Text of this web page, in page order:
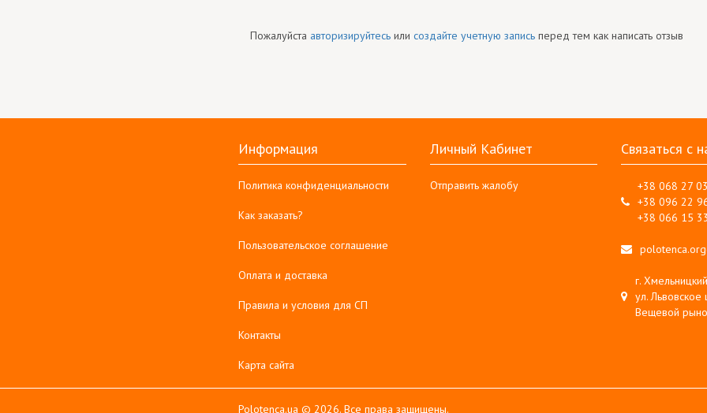
Пожалуйста авторизируйтесь или создайте учетную запись перед тем как написать отзыв
Информация
Политика конфиденциальности
Как заказать?
Пользовательское соглашение
Оплата и доставка
Правила и условия для СП
Контакты
Карта сайта
Личный Кабинет
Отправить жалобу
Связаться с
+38 068 27
+38 096 22
+38 066 15
г.
ул. Львовское
Вещевой
Polotenca.ua © 2026. Все права защищены.